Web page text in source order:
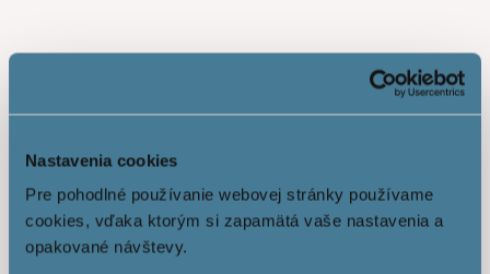
Nastavenia cookies
Pre pohodlné používanie webovej stránky používame
cookies, vďaka ktorým si zapamätá vaše nastavenia a
opakované návštevy.